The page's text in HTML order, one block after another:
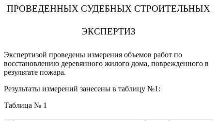
ПРОВЕДЕННЫХ СУДЕБНЫХ СТРОИТЕЛЬНЫХ
ЭКСПЕРТИЗ
Экспертизой проведены измерения объемов работ по
восстановлению деревянного жилого дома, поврежденного в
результате пожара.
Результаты измерений занесены в таблицу №1:
Таблица № 1